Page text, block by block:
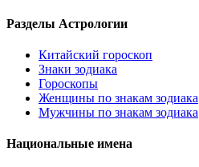
Разделы Астрологии
Китайский гороскоп
Знаки зодиака
Гороскопы
Женщины по знакам зодиака
Мужчины по знакам зодиака
Национальные имена